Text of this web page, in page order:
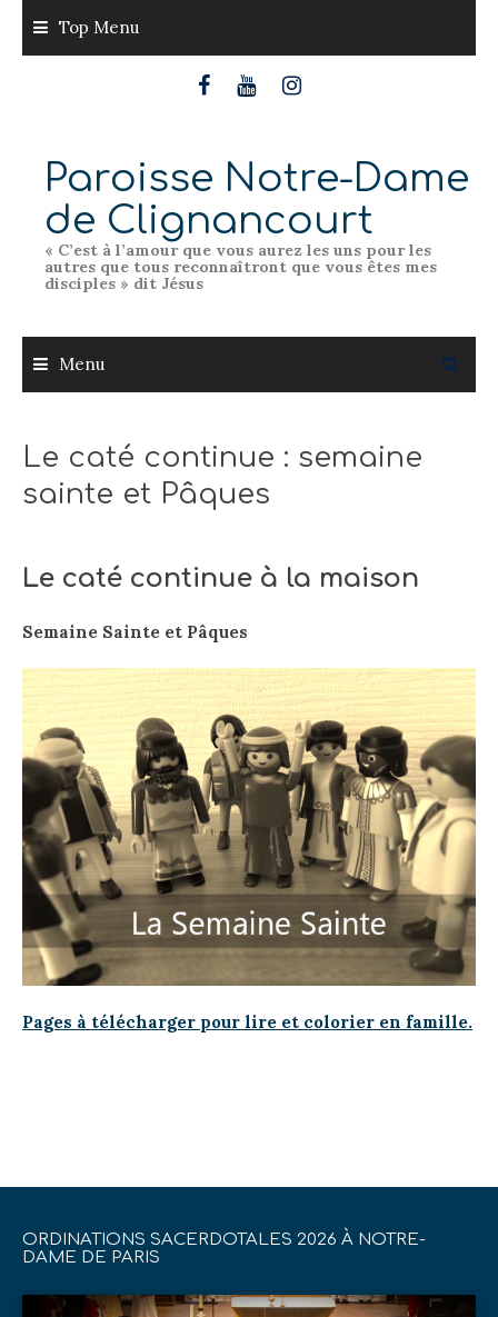
content
Top Menu
Paroisse Notre-Dame
de Clignancourt
« C’est à l’amour que vous aurez les uns pour les
autres que tous reconnaîtront que vous êtes mes
disciples » dit Jésus
Menu
Le caté continue : semaine
sainte et Pâques
Le caté continue à la maison
Semaine Sainte et Pâques
Pages à télécharger pour lire et colorier en famille.
ORDINATIONS SACERDOTALES 2026 À NOTRE-
DAME DE PARIS